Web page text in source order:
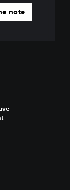
note